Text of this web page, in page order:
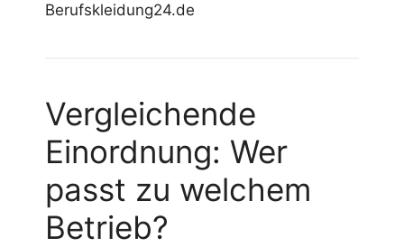
Berufskleidung24.de
Vergleichende
Einordnung: Wer
passt zu welchem
Betrieb?